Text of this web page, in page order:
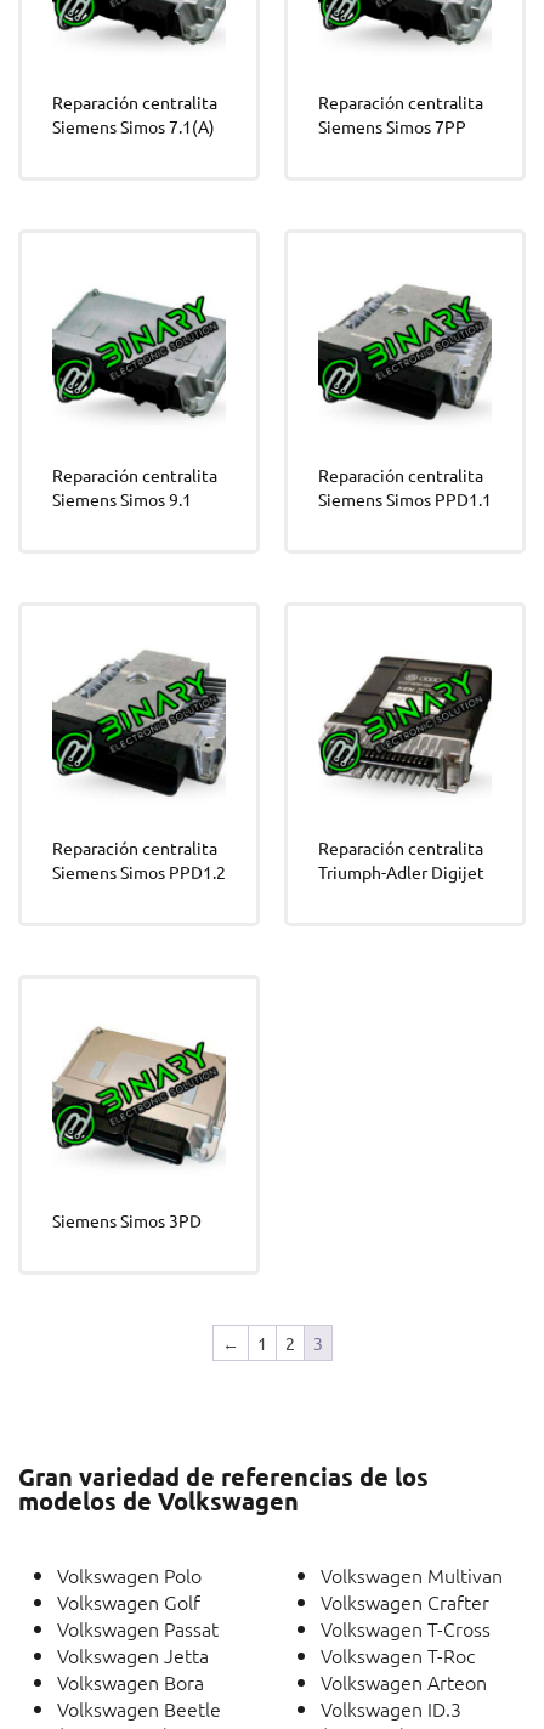
Reparación centralita
Siemens Simos 7.1(A)
Reparación centralita
Siemens Simos 7PP
Reparación centralita
Siemens Simos 9.1
Reparación centralita
Siemens Simos PPD1.1
Reparación centralita
Siemens Simos PPD1.2
Reparación centralita
Triumph-Adler Digijet
Siemens Simos 3PD
← 1 2 3
Gran variedad de referencias de los
modelos de Volkswagen
Volkswagen Polo
Volkswagen Golf
Volkswagen Passat
Volkswagen Jetta
Volkswagen Bora
Volkswagen Beetle
Volkswagen Multivan
Volkswagen Crafter
Volkswagen T-Cross
Volkswagen T-Roc
Volkswagen Arteon
Volkswagen ID.3